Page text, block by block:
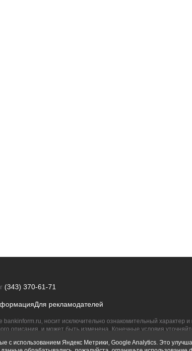
(343) 370-61-71
Для рекламодателей
носит исключительно ознакомительный характер
описания, и может быть изменена. Конечные условия
использованием Яндекс Метрики, Google Analytics. Это